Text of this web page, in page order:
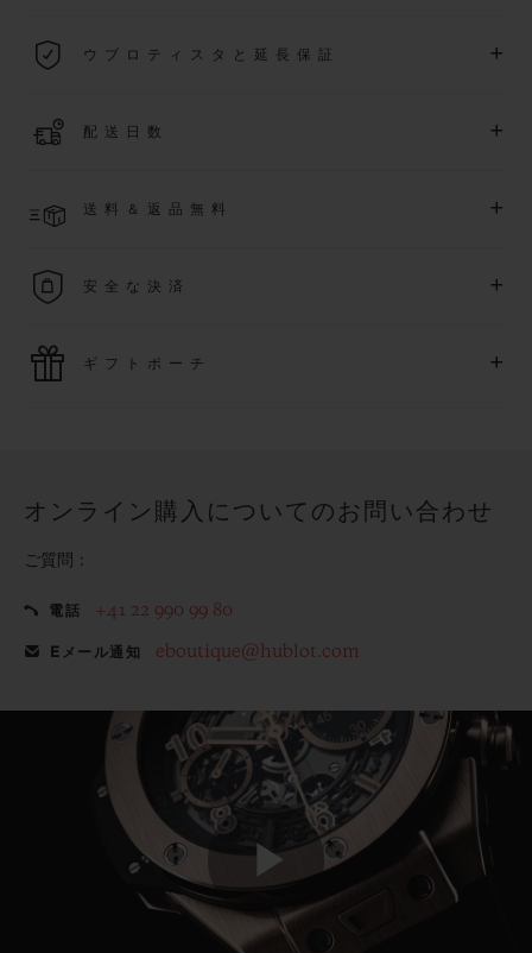
際保証が適用されます。
ウブロティスタと延長保証 +
月1 日以降に購入された時計を対象に、保証を
詳細を表示する
配送日数 +
より異なる場合がございます
送料＆返品無料 +
す
安全な決済 +
ご購入は迅速で安全に処理され、お客様の個人情報は確実に
ギフトポーチ +
オンライン購入についてのお問い合わせ
ご質問：
電話 +41 22 990 99 80
Eメール通知 eboutique@hublot.com
Play